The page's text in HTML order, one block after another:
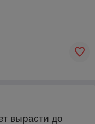
вырасти до